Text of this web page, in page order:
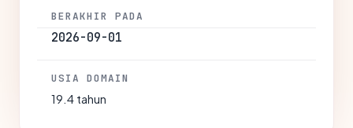
BERAKHIR PADA
2026-09-01
USIA DOMAIN
19.4 tahun